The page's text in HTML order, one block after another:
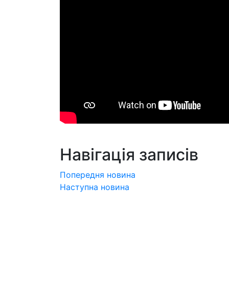
Навігація записів
Попередня новина
Наступна новина